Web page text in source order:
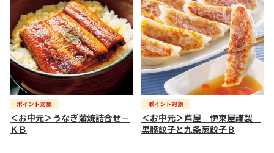
＜お中元＞うなぎ蒲焼詰合せ－
ＫＢ
＜お中元＞芦屋 伊東屋謹製
黒豚餃子と九条葱餃子Ｂ